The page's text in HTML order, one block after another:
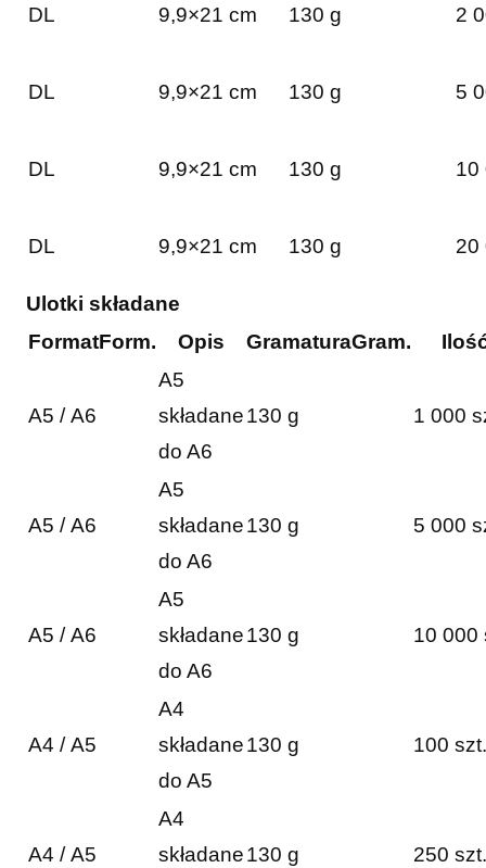
DL 9,9×21 cm 130 g 2
DL 9,9×21 cm 130 g 5
DL 9,9×21 cm 130 g 10
DL 9,9×21 cm 130 g 20
Ulotki składane
FormatForm. Opis GramaturaGram.
A5 / A6
A5
składane
do A6
130 g 1 000
A5 / A6
A5
składane
do A6
130 g 5 000
A5 / A6
A5
składane
do A6
130 g 10 000
A4 / A5
A4
składane
do A5
130 g 100 szt.
A4 / A5
A4
składane130 g 250 szt.